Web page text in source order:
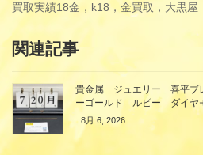
買取実績18金，k18，金買取，大黒屋
関連記事
貴金属 ジュエリー 喜平ブ
ーゴールド ルビー ダイヤ
8月 6, 2026